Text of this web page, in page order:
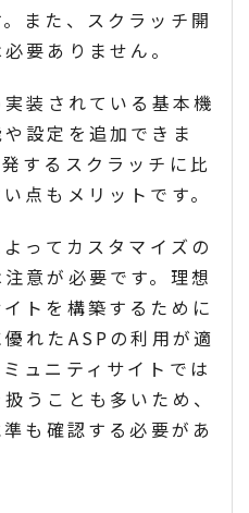
また、スクラッチ開
要ありません。
装されている基本機
設定を追加できま
するスクラッチに比
点もメリットです。
ってカスタマイズの
意が必要です。理想
トを構築するために
れたASPの利用が適
ュニティサイトでは
うことも多いため、
も確認する必要があ